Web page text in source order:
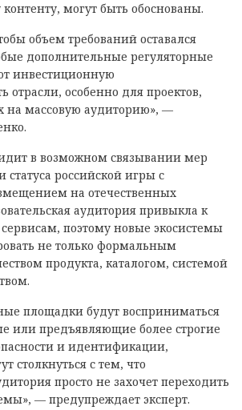
могут быть обоснованы.
объем требований оставался
дополнительные регуляторные
инвестиционную
отрасли, особенно для проектов,
на массовую аудиторию», —
в возможном связывании мер
российской игры с
на отечественных
аудитория привыкла к
поэтому новые экосистемы
не только формальным
продукта, каталогом, системой
площадки будут восприниматься
или предъявляющие более строгие
и идентификации,
столкнуться с тем, что
просто не захочет переходить
— предупреждает эксперт.